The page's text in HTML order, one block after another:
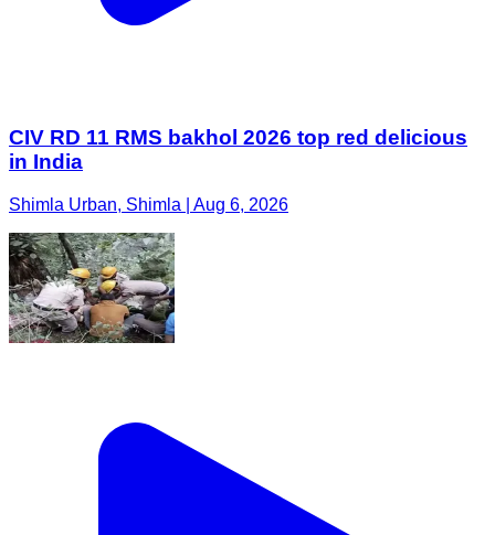
CIV RD 11 RMS bakhol 2026 top red delicious
in India
Shimla Urban, Shimla | Aug 6, 2026